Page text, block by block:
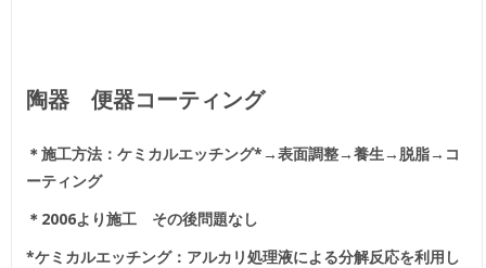
陶器 便器コーティング
＊施工方法：ケミカルエッチング*→表面調整→養生→脱脂→コ
ーティング
＊2006より施工 その後問題なし
*ケミカルエッチング：アルカリ処理液による分解反応を利用し